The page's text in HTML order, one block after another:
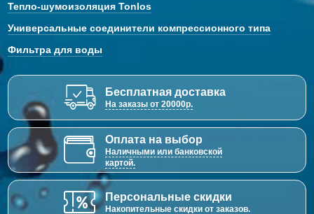
Тепло-шумоизоляция Tonlos
Универсальные соединители компрессионного типа
Фильтра для воды
Бесплатная доставка
На заказы от 20000р.
Оплата на выбор
Наличными или банковской
картой.
Персональные скидки
Накопительные скидки от заказов.